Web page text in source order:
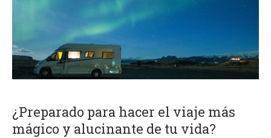
¿Preparado para hacer el viaje más
mágico y alucinante de tu vida?